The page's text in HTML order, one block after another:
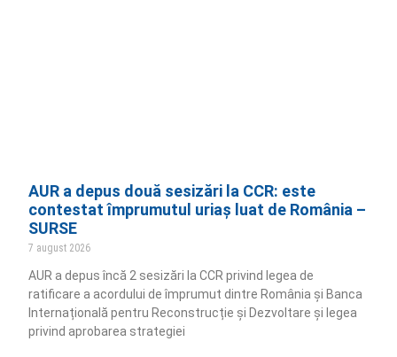
AUR a depus două sesizări la CCR: este
contestat împrumutul uriaș luat de România –
SURSE
7 august 2026
AUR a depus încă 2 sesizări la CCR privind legea de
ratificare a acordului de împrumut dintre România și Banca
Internațională pentru Reconstrucție și Dezvoltare și legea
privind aprobarea strategiei